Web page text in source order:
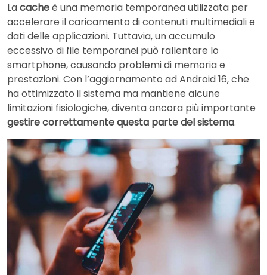
Lacacheè una memoria temporanea utilizzata per
accelerare il caricamento di contenuti multimediali e
dati delle applicazioni. Tuttavia, un accumulo
eccessivo di file temporanei può rallentare lo
smartphone, causando problemi di memoria e
prestazioni. Con l’aggiornamento ad Android 16, che
ha ottimizzato il sistema ma mantiene alcune
limitazioni fisiologiche, diventa ancora più importante
gestire correttamente questa parte del sistema.